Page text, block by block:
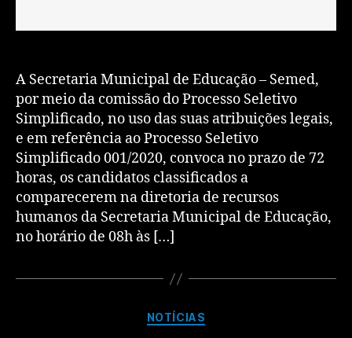
A Secretaria Municipal de Educação – Semed,
por meio da comissão do Processo Seletivo
Simplificado, no uso das suas atribuições legais,
e em referência ao Processo Seletivo
Simplificado 001/2020, convoca no prazo de 72
horas, os candidatos classificados a
comparecerem na diretoria de recursos
humanos da Secretaria Municipal de Educação,
no horário de 08h às […]
NOTÍCIAS